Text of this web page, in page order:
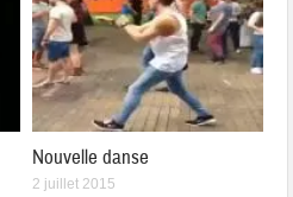
Nouvelle danse
2 juillet 2015